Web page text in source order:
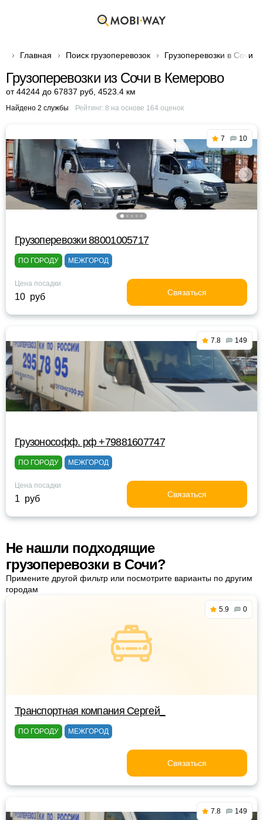
Главная Поиск грузоперевозок Грузоперевозки в Сочи
Грузоперевозки из Сочи в Кемерово
от 44244 до 67837 руб 4523.4 км
Найдено 2 службы Рейтинг: 8 на основе 164оценок
7 10
Грузоперевозки 88001005717
ПО ГОРОДУ МЕЖГОРОД
Цена посадки
10 руб Связаться
7.8 149
Грузонософф. рф +79881607747
ПО ГОРОДУ МЕЖГОРОД
Цена посадки
1 руб Связаться
Не нашли подходящие
грузоперевозки в Сочи?
Примените другой фильтр или посмотрите варианты по другим
городам
5.9 0
Транспортная компания Сергей_
ПО ГОРОДУ МЕЖГОРОД
Связаться
7.8 149